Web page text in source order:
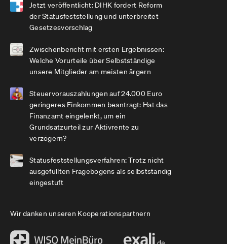
Jetzt veröffentlicht: DIHK fordert Reform
der Statusfeststellung und unterbreitet
Gesetzesvorschlag
Zwischenbericht mit ersten Ergebnissen:
Welche Vorurteile über Selbstständige
unsere Mitglieder am meisten ärgern
Steuervorauszahlungen auf 24.000 Euro
geringeres Einkommen beantragt: Hat das
Finanzamt eingelenkt, um ein
Grundsatzurteil zur Aktivrente zu
verzögern?
Statusfeststellungsverfahren: Trotz nicht
ausgefüllten Fragebogens als selbstständig
eingestuft
Wir danken unseren Kooperationspartnern